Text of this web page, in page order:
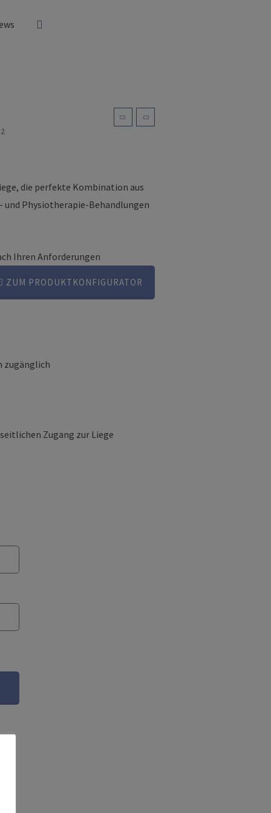
die perfekte Kombination aus
Physiotherapie-Behandlungen
Ihren Anforderungen
ZUM PRODUKTKONFIGURATOR
zugänglich
Zugang zur Liege